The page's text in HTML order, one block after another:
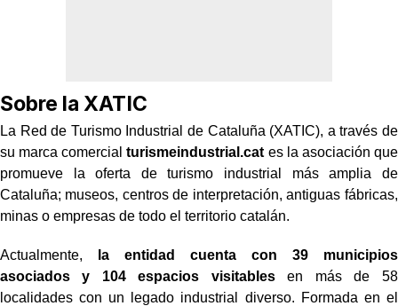
Sobre la XATIC
La Red de Turismo Industrial de Cataluña (XATIC), a través de
su marca comercialturismeindustrial.cat es la asociación que
promueve la oferta de turismo industrial más amplia de
Cataluña; museos, centros de interpretación, antiguas fábricas,
minas o empresas de todo el territorio catalán.
Actualmente,
la entidad cuenta con 39 municipios
asociados y 104 espacios visitablesen más de 58
localidades con un legado industrial diverso. Formada en el